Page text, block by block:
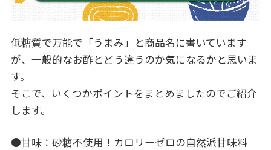
低糖質で万能で「うまみ」と商品名に書いています
が、一般的なお酢とどう違うのか気になるかと思いま
す。
そこで、いくつかポイントをまとめましたのでご紹介
します。
●甘味：砂糖不使用！カロリーゼロの自然派甘味料